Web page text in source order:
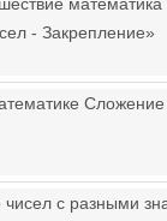
- Закрепление»
с разными